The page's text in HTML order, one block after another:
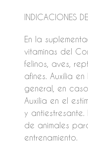
INDICACIONES
En la
vitaminas del
felinos, aves,
afines. Auxilia
general, en
Auxilia en el
y
de animales
entrenamiento.